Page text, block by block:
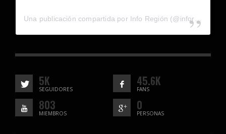
5K
SEGUIDORES
45.6K
FANS
803
MIEMBROS
0
PERSONAS